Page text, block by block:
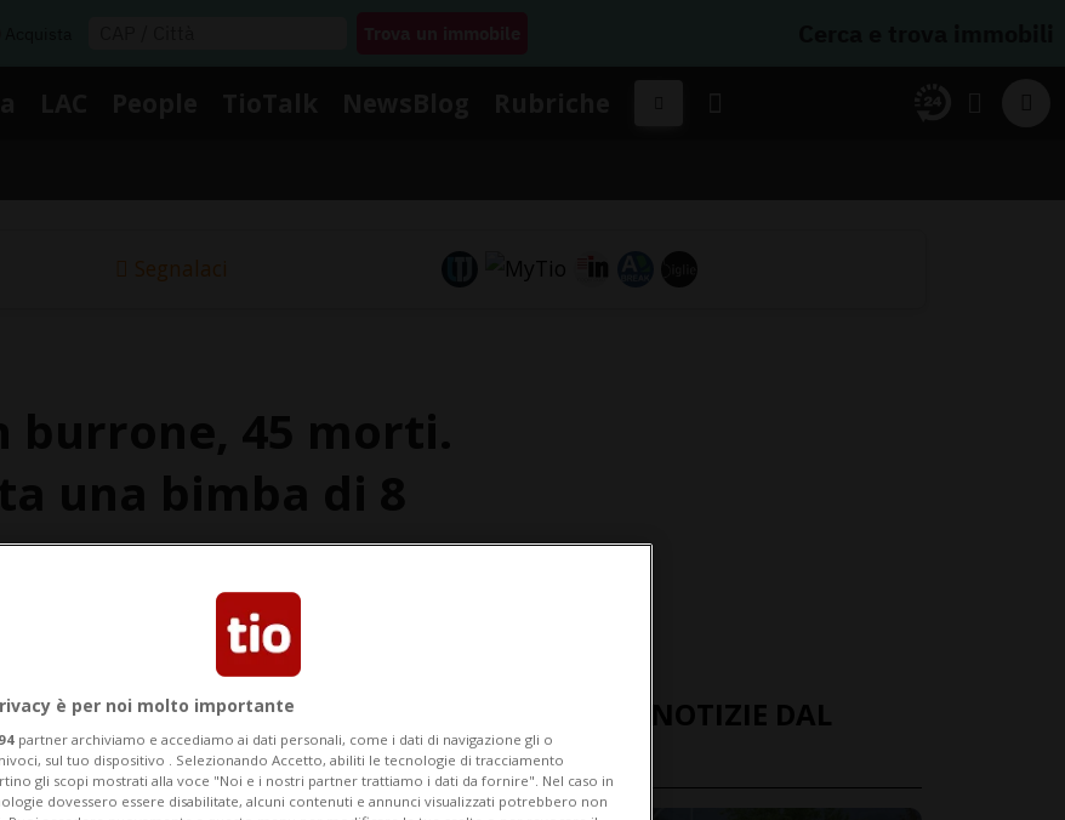
Segnalaci
per circa cinquanta metri
ULTIME NOTIZIE DAL
MONDO
è per noi molto importante
partner archiviamo e accediamo ai dati personali, come i dati di navigazione gli o
sul tuo dispositivo . Selezionando Accetto, abiliti le tecnologie di tracciamento
gli scopi mostrati alla voce "Noi e i nostri partner trattiamo i dati da fornire". Nel caso in
dovessero essere disabilitate, alcuni contenuti e annunci visualizzati potrebbero non